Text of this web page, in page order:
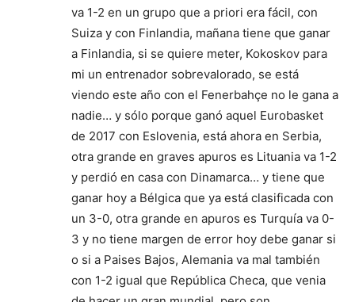
va 1-2 en un grupo que a priori era fácil, con
Suiza y con Finlandia, mañana tiene que ganar
a Finlandia, si se quiere meter, Kokoskov para
mi un entrenador sobrevalorado, se está
viendo este año con el Fenerbahçe no le gana a
nadie… y sólo porque ganó aquel Eurobasket
de 2017 con Eslovenia, está ahora en Serbia,
otra grande en graves apuros es Lituania va 1-2
y perdió en casa con Dinamarca… y tiene que
ganar hoy a Bélgica que ya está clasificada con
un 3-0, otra grande en apuros es Turquía va 0-
3 y no tiene margen de error hoy debe ganar si
o si a Paises Bajos, Alemania va mal también
con 1-2 igual que República Checa, que venia